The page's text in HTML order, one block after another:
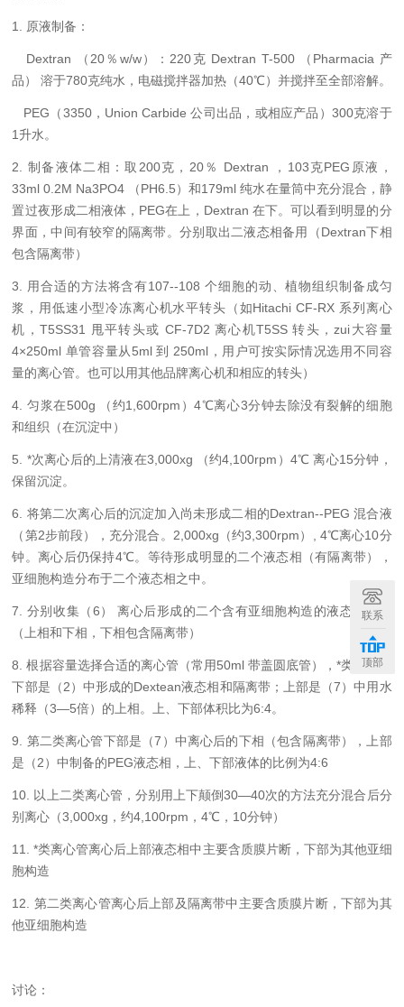
1. 原液制备：
Dextran （20％w/w）：220克 Dextran T-500 （Pharmacia 产
品） 溶于780克纯水，电磁搅拌器加热（40℃）并搅拌至全部溶解。
PEG（3350，Union Carbide 公司出品，或相应产品）300克溶于
1升水。
2. 制备液体二相：取200克，20％ Dextran ，103克PEG原液，
33ml 0.2M Na3PO4 （PH6.5）和179ml 纯水在量筒中充分混合，静
置过夜形成二相液体，PEG在上，Dextran 在下。可以看到明显的分
界面，中间有较窄的隔离带。分别取出二液态相备用（Dextran下相
包含隔离带）
3. 用合适的方法将含有107--108 个细胞的动、植物组织制备成匀
浆，用低速小型冷冻离心机水平转头（如Hitachi CF-RX 系列离心
机，T5SS31 甩平转头或 CF-7D2 离心机T5SS 转头，zui大容量
4×250ml 单管容量从5ml 到 250ml，用户可按实际情况选用不同容
量的离心管。也可以用其他品牌离心机和相应的转头）
4. 匀浆在500g （约1,600rpm）4℃离心3分钟去除没有裂解的细胞
和组织（在沉淀中）
5. *次离心后的上清液在3,000xg （约4,100rpm）4℃ 离心15分钟，
保留沉淀。
6. 将第二次离心后的沉淀加入尚未形成二相的Dextran--PEG 混合液
（第2步前段），充分混合。2,000xg（约3,300rpm）, 4℃离心10分
钟。离心后仍保持4℃。等待形成明显的二个液态相（有隔离带），
亚细胞构造分布于二个液态相之中。
7. 分别收集（6） 离心后形成的二个含有亚细胞构造的液态相备用
（上相和下相，下相包含隔离带）
8. 根据容量选择合适的离心管（常用50ml 带盖圆底管），*类离心管
下部是（2）中形成的Dextean液态相和隔离带；上部是（7）中用水
稀释（3—5倍）的上相。上、下部体积比为6:4。
9. 第二类离心管下部是（7）中离心后的下相（包含隔离带），上部
是（2）中制备的PEG液态相，上、下部液体的比例为4:6
10. 以上二类离心管，分别用上下颠倒30—40次的方法充分混合后分
别离心（3,000xg，约4,100rpm，4℃，10分钟）
11. *类离心管离心后上部液态相中主要含质膜片断，下部为其他亚细
胞构造
12. 第二类离心管离心后上部及隔离带中主要含质膜片断，下部为其
他亚细胞构造
讨论：
联系
顶部